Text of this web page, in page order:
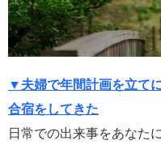
▼夫婦で年間計画を立て
合宿をしてきた
日常での出来事をあなた